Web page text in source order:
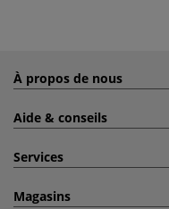
À propos de nous
Aide & conseils
Services
Magasins